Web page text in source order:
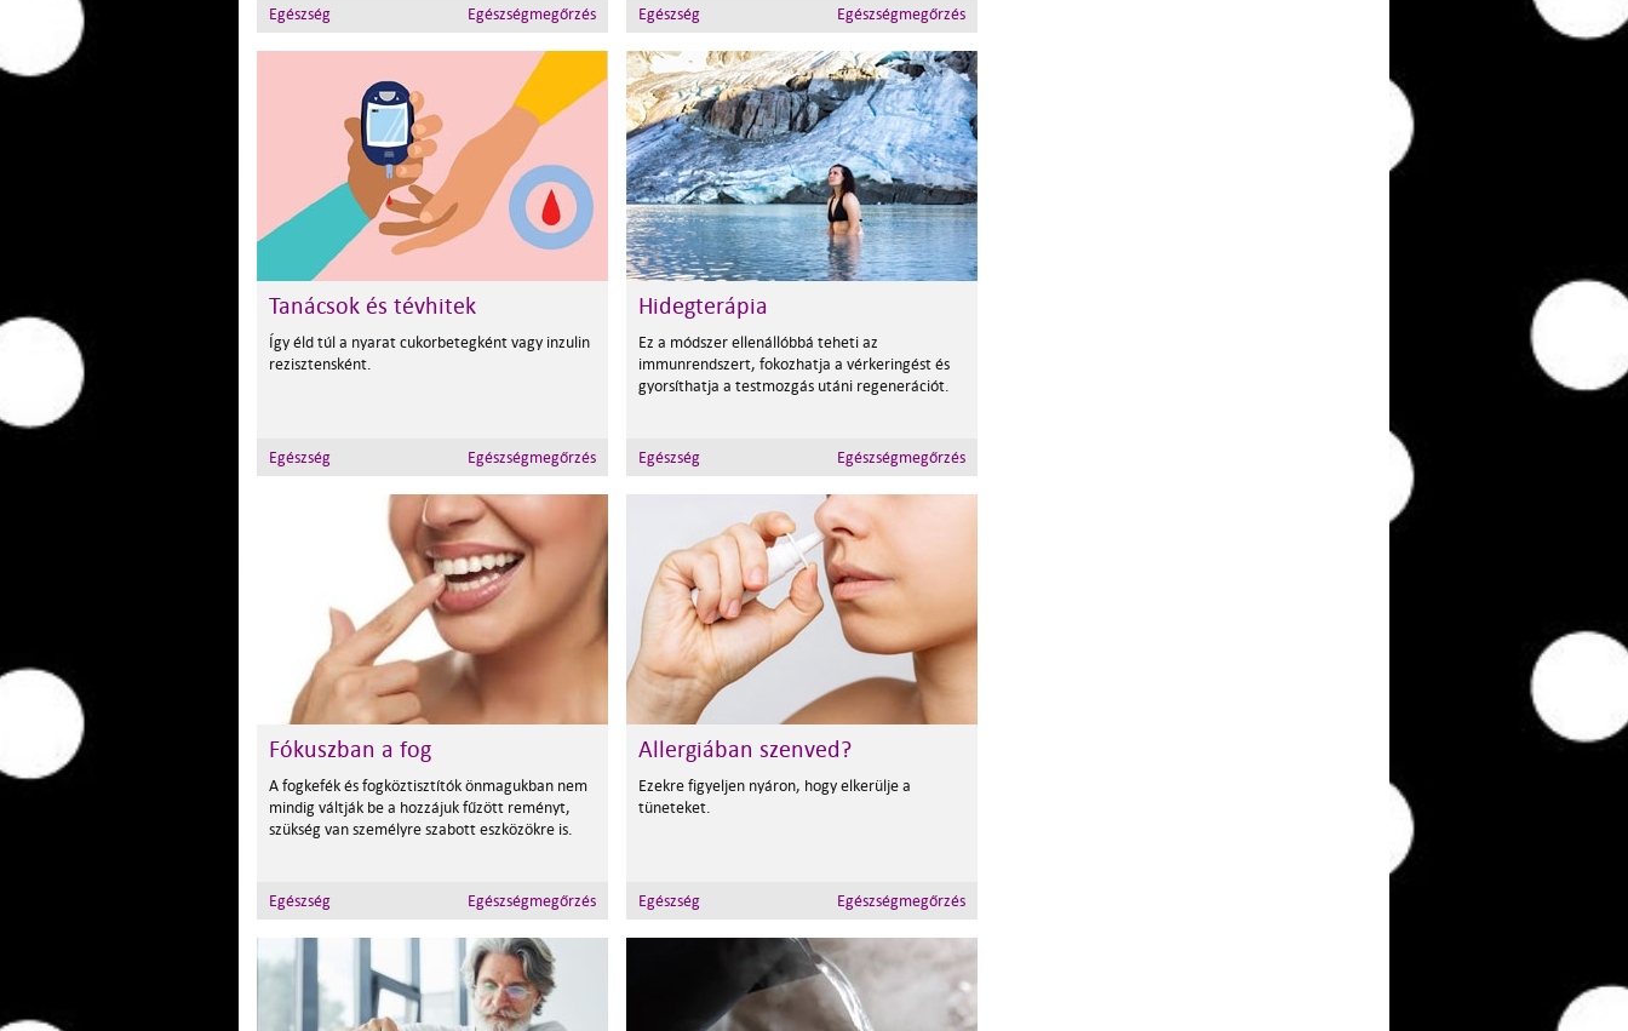
Egészség Egészségmegőrzés Egészség Egészségmegőrzés
Tanácsok és tévhitek
Így éld túl a nyarat cukorbetegként vagy inzulin
rezisztensként.
Egészség Egészségmegőrzés
Hidegterápia
Ez a módszer ellenállóbbá teheti az
immunrendszert, fokozhatja a vérkeringést és
gyorsíthatja a testmozgás utáni regenerációt.
Egészség Egészségmegőrzés
Fókuszban a fog
A fogkefék és fogköztisztítók önmagukban nem
mindig váltják be a hozzájuk fűzött reményt,
szükség van személyre szabott eszközökre is.
Egészség Egészségmegőrzés
Allergiában szenved?
Ezekre figyeljen nyáron, hogy elkerülje a
tüneteket.
Egészség Egészségmegőrzés